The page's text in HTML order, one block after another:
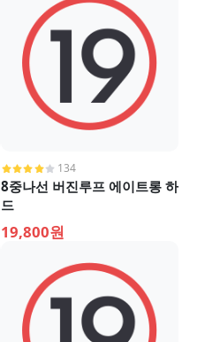
134
8중나선 버진루프 에이트롱 하
드
19,800원